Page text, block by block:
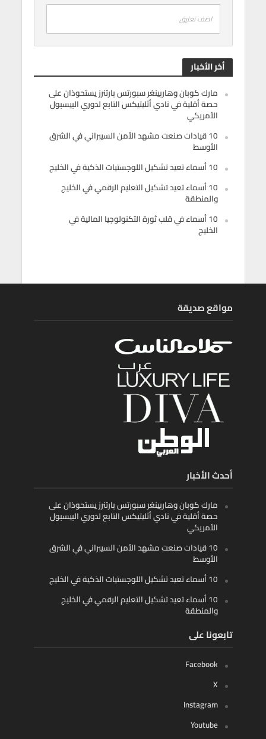
اضف تعليق
أخر الأخبار
مارك كوبان وهاربينغر سبورتس بارتنرز يستحوذان على
حصة أقلية في نادي أثليتيكس التابع لدوري البيسبول
الأمريكي
10 قيادات صنعت مشهد الأمن السيبراني في الشرق
الأوسط
10 أسماء تعيد تشكيل اللوجستيات الذكية في الخليج
10 أسماء تعيد تشكيل التعليم الرقمي في الخليج
والمنطقة
10 أسماء في قلب ثورة التكنولوجيا المالية في
الخليج
مواقع صديقة
أحدث الأخبار
مارك كوبان وهاربينغر سبورتس بارتنرز يستحوذان على
حصة أقلية في نادي أثليتيكس التابع لدوري البيسبول
الأمريكي
10 قيادات صنعت مشهد الأمن السيبراني في الشرق
الأوسط
10 أسماء تعيد تشكيل اللوجستيات الذكية في الخليج
10 أسماء تعيد تشكيل التعليم الرقمي في الخليج
والمنطقة
تابعونا على
Facebook
X
Instagram
Youtube